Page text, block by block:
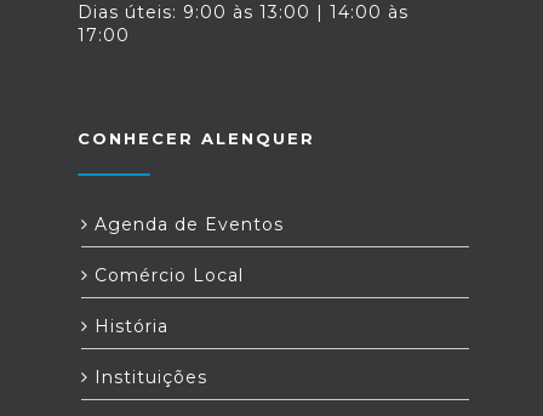
Dias úteis: 9:00 às 13:00 | 14:00 às
17:00
CONHECER ALENQUER
Agenda de Eventos
Comércio Local
História
Instituições